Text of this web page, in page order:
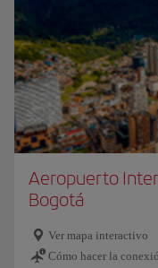
Aeropuerto
Bogotá
Ver mapa interactivo
Cómo hacer la